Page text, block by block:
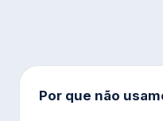
Por que não